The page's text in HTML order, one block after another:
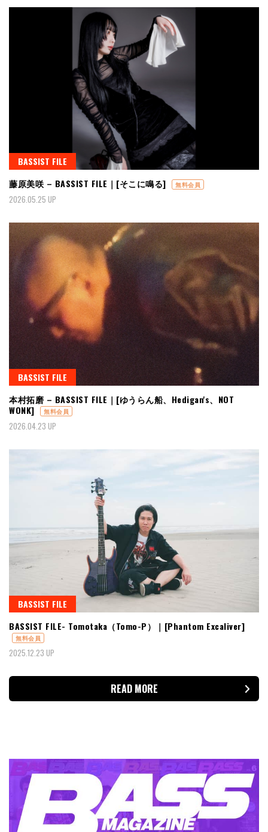
BASSIST FILE
藤原美咲 – BASSIST FILE｜[そこに鳴る]
無料会員
2026.05.25 UP
BASSIST FILE
本村拓磨 – BASSIST FILE｜[ゆうらん船、Hedigan's、NOT
WONK]
無料会員
2026.04.23 UP
BASSIST FILE
BASSIST FILE- Tomotaka（Tomo-P）｜[Phantom Excaliver]
無料会員
2025.12.23 UP
READ MORE